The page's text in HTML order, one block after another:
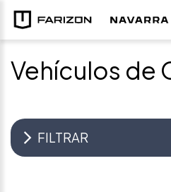
Vehículos de
FILTRAR